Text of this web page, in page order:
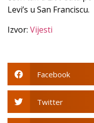
Levi’s u San Franciscu.
Izvor: Vijesti
Facebook
Twitter